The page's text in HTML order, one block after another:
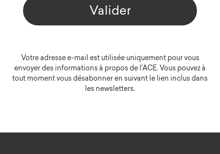
Valider
Votre adresse e-mail est utilisée uniquement pour vous
envoyer des informations à propos de l’ACE. Vous pouvez à
tout moment vous désabonner en suivant le lien inclus dans
les newsletters.